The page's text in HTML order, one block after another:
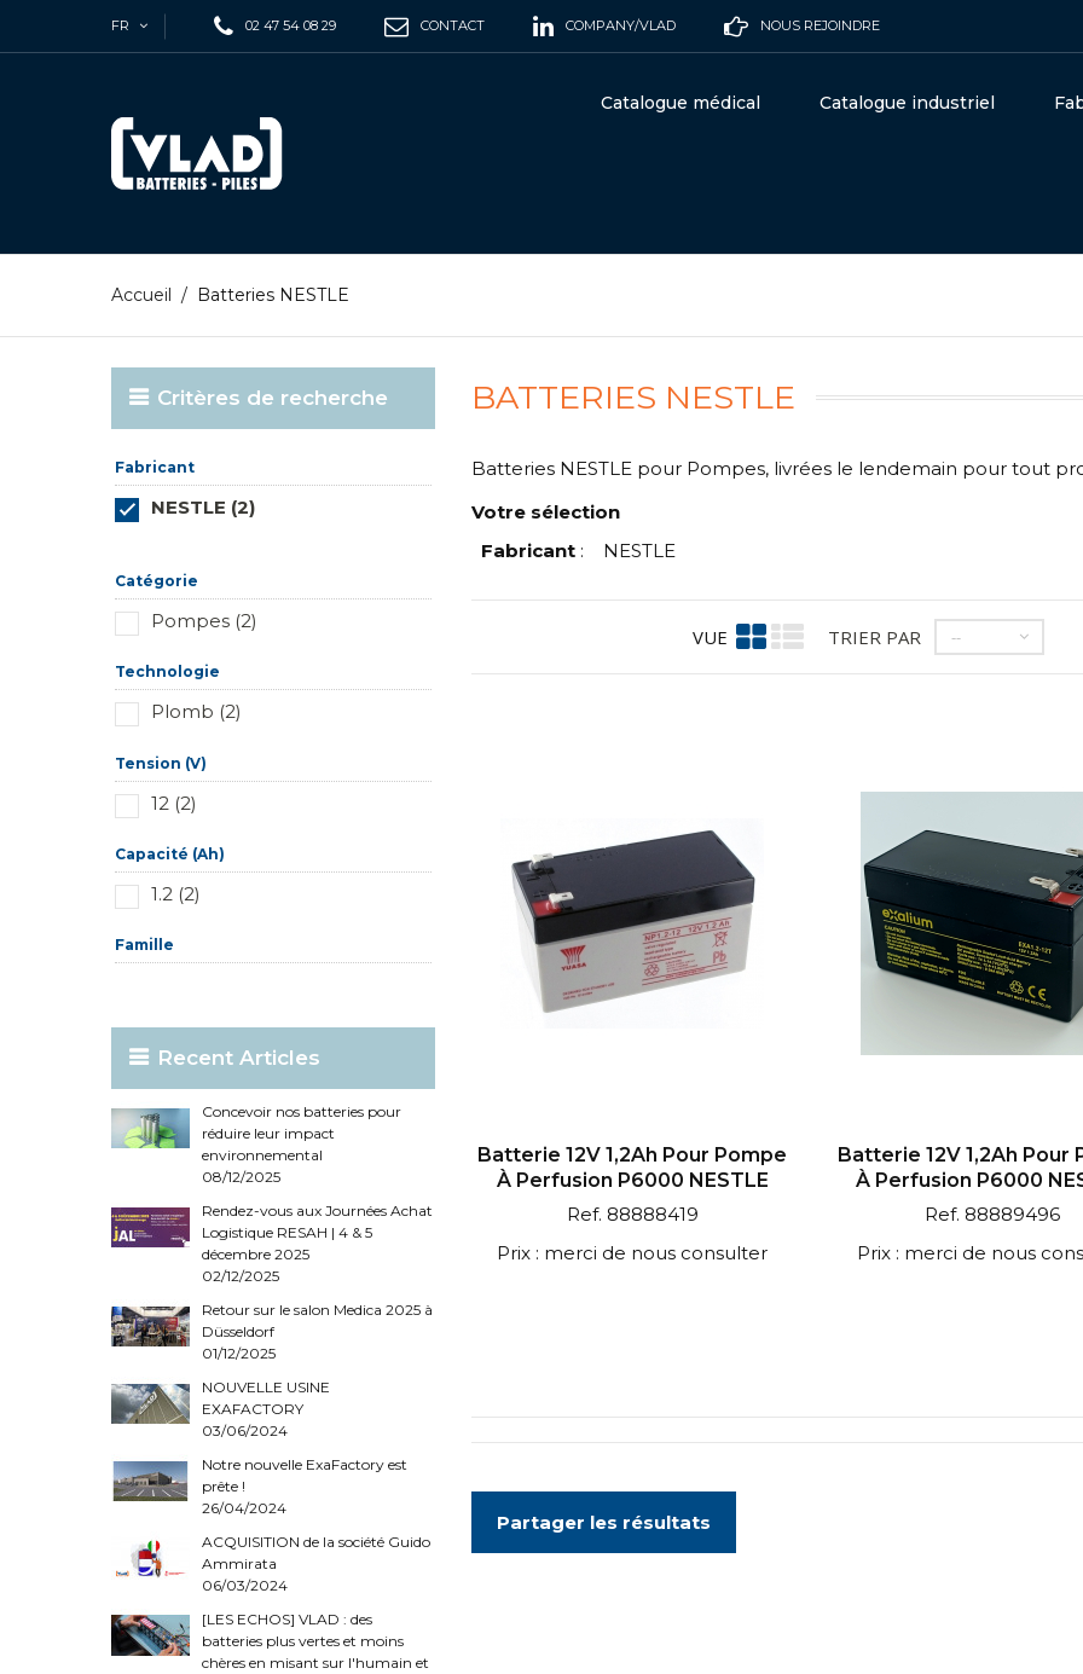
FR 02 47 54 08 29 CONTACT COMPANY/VLAD NOUS REJOINDRE
Catalogue médical Catalogue industriel
Accueil / Batteries NESTLE
Critères de recherche
Fabricant
NESTLE (2)
Catégorie
Pompes (2)
Technologie
Plomb (2)
Tension (V)
12 (2)
Capacité (Ah)
1.2 (2)
Famille
Recent Articles
Concevoir nos batteries pour
réduire leur impact
environnemental
08/12/2025
Rendez-vous aux Journées Achat
Logistique RESAH | 4 & 5
décembre 2025
02/12/2025
Retour sur le salon Medica 2025 à
Düsseldorf
01/12/2025
NOUVELLE USINE
EXAFACTORY
03/06/2024
Notre nouvelle ExaFactory est
prête !
26/04/2024
ACQUISITION de la société Guido
Ammirata
06/03/2024
[LES ECHOS] VLAD : des
batteries plus vertes et moins
chères en misant sur l'humain et
BATTERIES NESTLE
Batteries NESTLE pour Pompes, livrées le lendemain pour tout
Votre sélection
Fabricant: NESTLE
VUE TRIER PAR --
Batterie 12V 1,2Ah Pour Pompe
À Perfusion P6000 NESTLE
Ref. 88888419
Prix : merci de nous consulter
Batterie 12V 1,2Ah Pour
À Perfusion P6000
Ref. 88889496
Prix : merci de nous
Partager les résultats